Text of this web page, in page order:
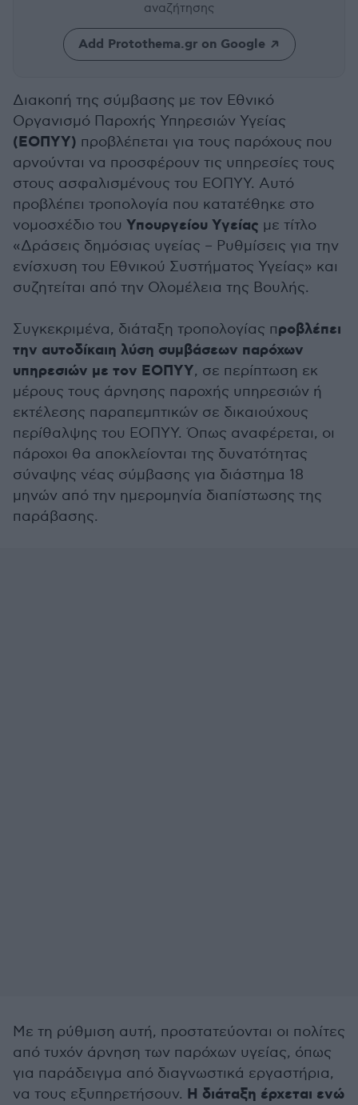
αναζήτησης
Add Protothema.gr on Google
Διακοπή της σύμβασης με τον Εθνικό
Οργανισμό Παροχής Υπηρεσιών Υγείας
(ΕΟΠΥΥ) προβλέπεται για τους παρόχους που
αρνούνται να προσφέρουν τις υπηρεσίες τους
στους ασφαλισμένους του ΕΟΠΥΥ. Αυτό
προβλέπει τροπολογία που κατατέθηκε στο
νομοσχέδιο του Υπουργείου Υγείας με τίτλο
«Δράσεις δημόσιας υγείας – Ρυθμίσεις για την
ενίσχυση του Εθνικού Συστήματος Υγείας» και
συζητείται από την Ολομέλεια της Βουλής.
Συγκεκριμένα, διάταξη τροπολογίας προβλέπει
την αυτοδίκαιη λύση συμβάσεων παρόχων
υπηρεσιών με τον ΕΟΠΥΥ, σε περίπτωση εκ
μέρους τους άρνησης παροχής υπηρεσιών ή
εκτέλεσης παραπεμπτικών σε δικαιούχους
περίθαλψης του ΕΟΠΥΥ. Όπως αναφέρεται, οι
πάροχοι θα αποκλείονται της δυνατότητας
σύναψης νέας σύμβασης για διάστημα 18
μηνών από την ημερομηνία διαπίστωσης της
παράβασης.
Με τη ρύθμιση αυτή, προστατεύονται οι πολίτες
από τυχόν άρνηση των παρόχων υγείας, όπως
για παράδειγμα από διαγνωστικά εργαστήρια,
να τους εξυπηρετήσουν. Η διάταξη έρχεται ενώ